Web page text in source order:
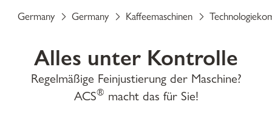
Germany Germany Kaffeemaschinen
Alles unter Kontrolle
Regelmäßige Feinjustierung der Maschine?
ACS® macht das für Sie!